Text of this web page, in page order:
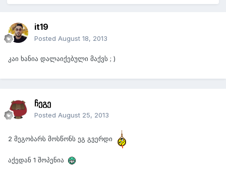
it19
Posted August 18, 2013
კაი ხანია დალაიქებული მაქვს ; )
ჩეგე
Posted August 25, 2013
2 მეგობარს მოსწონს ეგ გვერდი
აქედან 1 შოპენია